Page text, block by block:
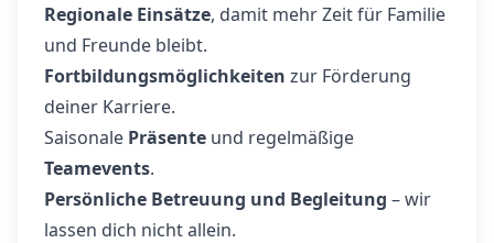
Regionale Einsätze, damit mehr Zeit für Familie
und Freunde bleibt.
Fortbildungsmöglichkeiten zur Förderung
deiner Karriere.
Saisonale Präsente und regelmäßige
Teamevents.
Persönliche Betreuung und Begleitung – wir
lassen dich nicht allein.